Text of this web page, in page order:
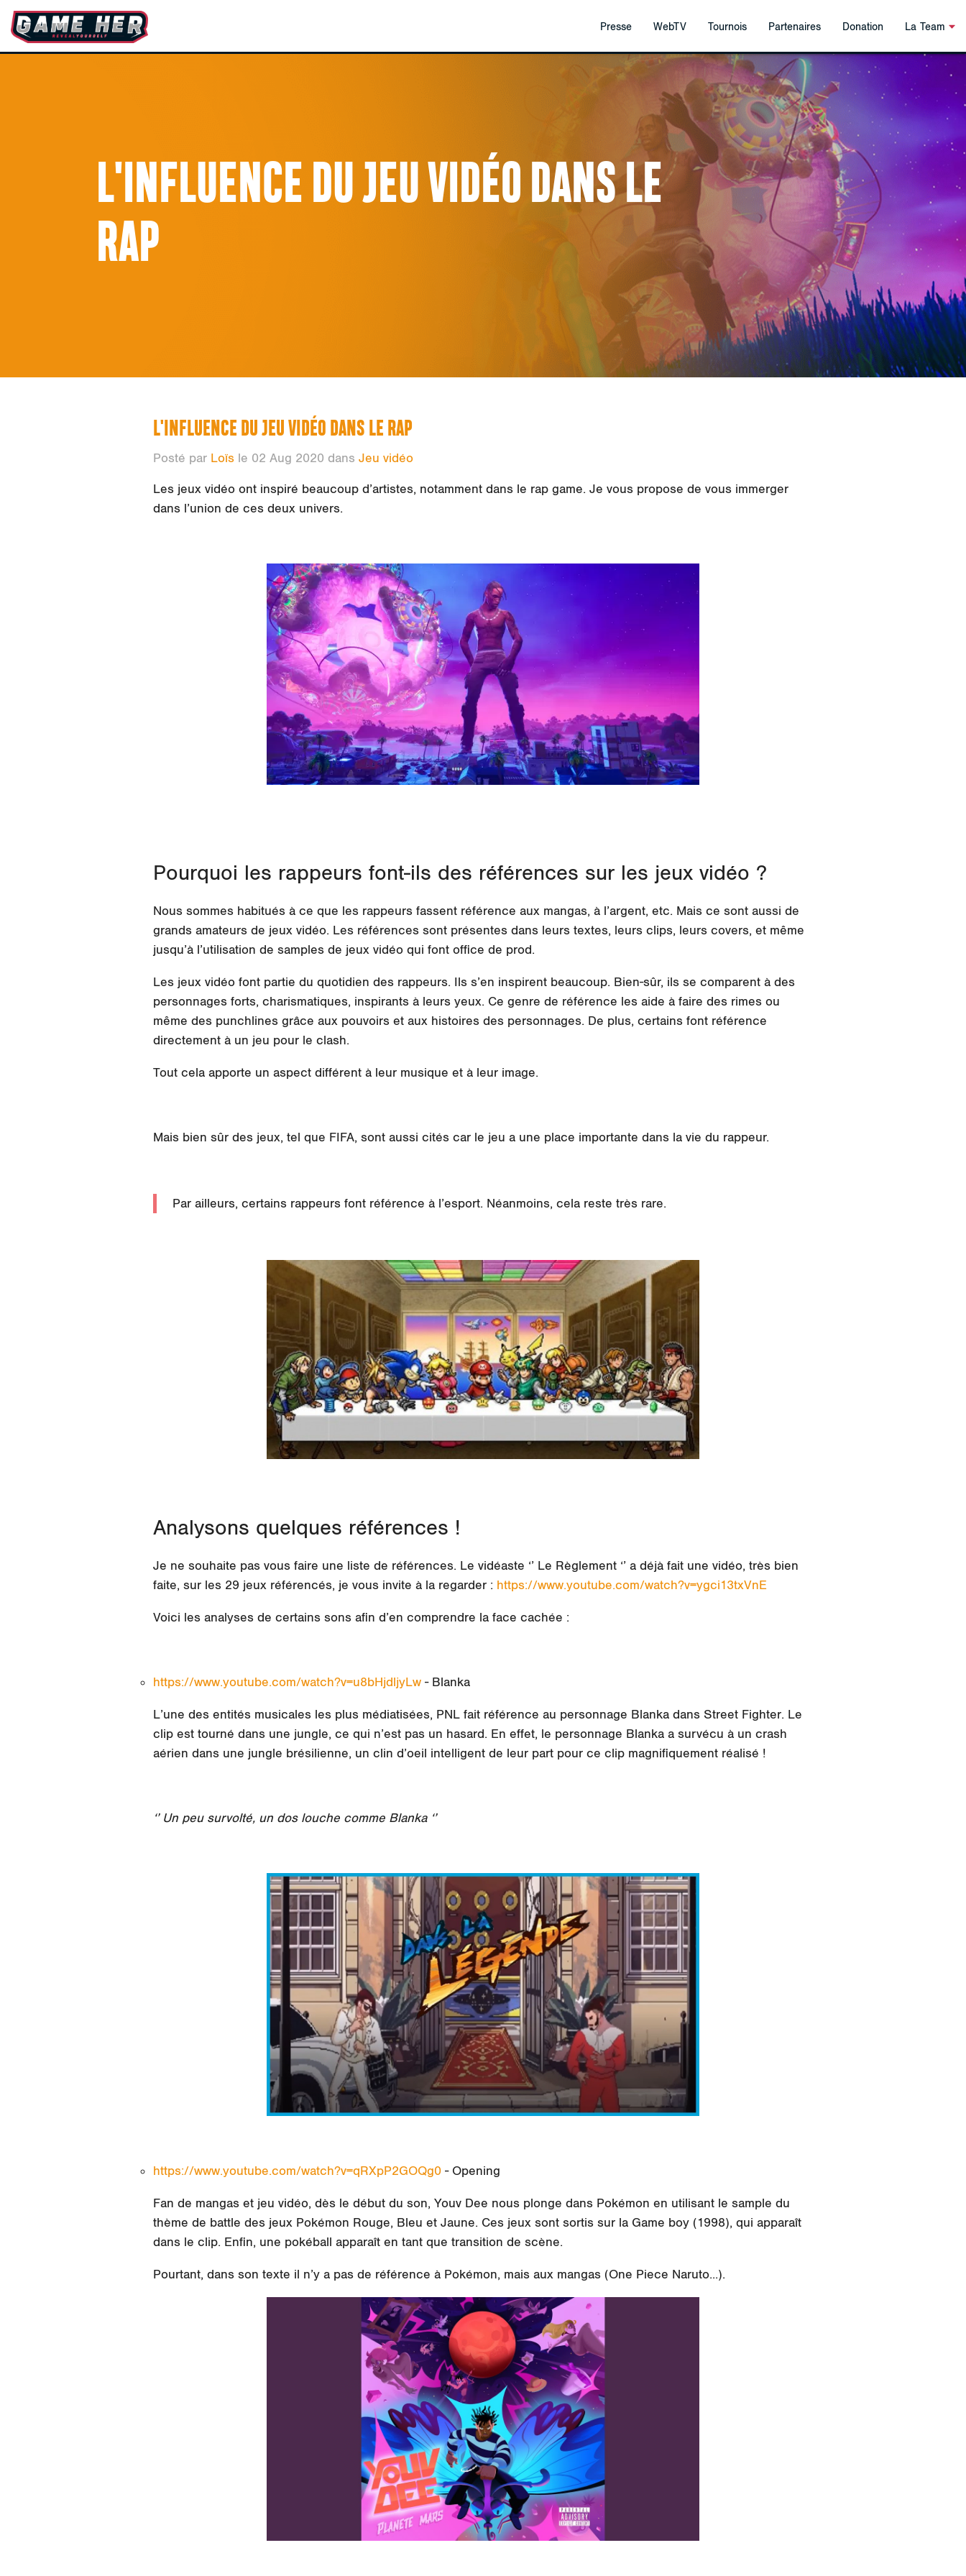
Presse WebTV Tournois Partenaires Donation La Team
L'INFLUENCE DU JEU VIDÉO DANS LE
RAP
L'INFLUENCE DU JEU VIDÉO DANS LE RAP
Posté par Loïsle 02 Aug 2020 dans Jeu vidéo
Les jeux vidéo ont inspiré beaucoup d’artistes, notamment dans le rap game. Je vous propose de vous immerger
dans l’union de ces deux univers.
Pourquoi les rappeurs font-ils des références sur les jeux vidéo ?
Nous sommes habitués à ce que les rappeurs fassent référence aux mangas, à l’argent, etc. Mais ce sont aussi de
grands amateurs de jeux vidéo. Les références sont présentes dans leurs textes, leurs clips, leurs covers, et même
jusqu’à l’utilisation de samples de jeux vidéo qui font office de prod.
Les jeux vidéo font partie du quotidien des rappeurs. Ils s’en inspirent beaucoup. Bien-sûr, ils se comparent à des
personnages forts, charismatiques, inspirants à leurs yeux. Ce genre de référence les aide à faire des rimes ou
même des punchlines grâce aux pouvoirs et aux histoires des personnages. De plus, certains font référence
directement à un jeu pour le clash.
Tout cela apporte un aspect différent à leur musique et à leur image.
Mais bien sûr des jeux, tel que FIFA, sont aussi cités car le jeu a une place importante dans la vie du rappeur.
Par ailleurs, certains rappeurs font référence à l’esport. Néanmoins, cela reste très rare.
Analysons quelques références !
Je ne souhaite pas vous faire une liste de références. Le vidéaste ‘’ Le Règlement ‘’ a déjà fait une vidéo, très bien
faite, sur les 29 jeux référencés, je vous invite à la regarder : https://www.youtube.com/watch?v=ygci13txVnE
Voici les analyses de certains sons afin d’en comprendre la face cachée :
https://www.youtube.com/watch?v=u8bHjdljyLw- Blanka
L’une des entités musicales les plus médiatisées, PNL fait référence au personnage Blanka dans Street Fighter. Le
clip est tourné dans une jungle, ce qui n’est pas un hasard. En effet, le personnage Blanka a survécu à un crash
aérien dans une jungle brésilienne, un clin d’oeil intelligent de leur part pour ce clip magnifiquement réalisé !
‘’ Un peu survolté, un dos louche comme Blanka ‘’
https://www.youtube.com/watch?v=qRXpP2GOQg0- Opening
Fan de mangas et jeu vidéo, dès le début du son, Youv Dee nous plonge dans Pokémon en utilisant le sample du
thème de battle des jeux Pokémon Rouge, Bleu et Jaune. Ces jeux sont sortis sur la Game boy(1998), qui apparaît
dans le clip. Enfin, une pokéball apparaît en tant que transition de scène.
Pourtant, dans son texte il n’y a pas de référence à Pokémon, mais aux mangas(One Piece Naruto...).